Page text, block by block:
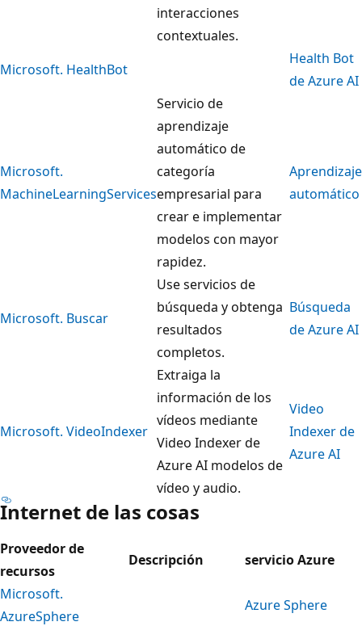
interacciones
contextuales.
Microsoft. HealthBot
Health Bot
de Azure AI
Microsoft.
MachineLearningServices
Servicio de
aprendizaje
automático de
categoría
empresarial para
crear e implementar
modelos con mayor
rapidez.
Aprendizaje
automático
Microsoft. Buscar
Use servicios de
búsqueda y obtenga
resultados
completos.
Búsqueda
de Azure AI
Microsoft. VideoIndexer
Extraiga la
información de los
vídeos mediante
Video Indexer de
Azure AI modelos de
vídeo y audio.
Video
Indexer de
Azure AI
Internet de las cosas
Proveedor de
recursos
Descripción
servicio Azure
Microsoft.
AzureSphere
Azure Sphere